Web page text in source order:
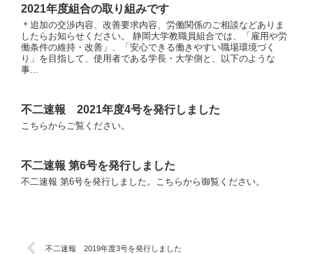
2021年度組合の取り組みです
＊追加の交渉内容、改善要求内容、労働関係のご相談などありま
したらお知らせください。 静岡大学教職員組合では、「雇用や労
働条件の維持・改善」、「安心できる働きやすい職場環境づく
り」を目指して、使用者である学長・大学側と、以下のような
事...
不二速報 2021年度4号を発行しました
こちらからご覧ください。
不二速報 第6号を発行しました
不二速報 第6号を発行しました。こちらから御覧ください。
不二速報 2019年度3号を発行しました